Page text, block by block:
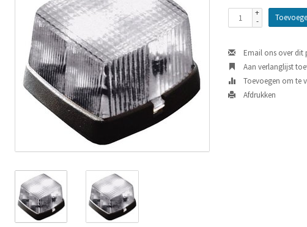
+
-
Email ons over dit
Aan verlanglijst
Toevoegen om te
Afdrukken